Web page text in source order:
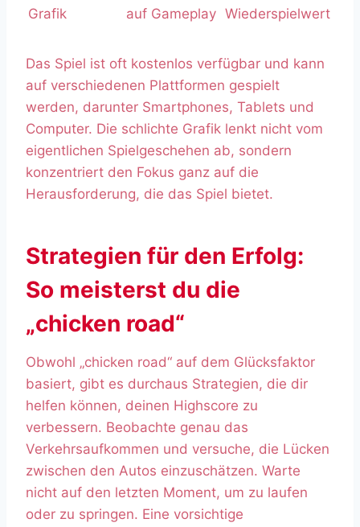
Grafik
auf Gameplay Wiederspielwert
Das Spiel ist oft kostenlos verfügbar und kann
auf verschiedenen Plattformen gespielt
werden, darunter Smartphones, Tablets und
Computer. Die schlichte Grafik lenkt nicht vom
eigentlichen Spielgeschehen ab, sondern
konzentriert den Fokus ganz auf die
Herausforderung, die das Spiel bietet.
Strategien für den Erfolg:
So meisterst du die
„chicken road“
Obwohl „chicken road“ auf dem Glücksfaktor
basiert, gibt es durchaus Strategien, die dir
helfen können, deinen Highscore zu
verbessern. Beobachte genau das
Verkehrsaufkommen und versuche, die Lücken
zwischen den Autos einzuschätzen. Warte
nicht auf den letzten Moment, um zu laufen
oder zu springen. Eine vorsichtige